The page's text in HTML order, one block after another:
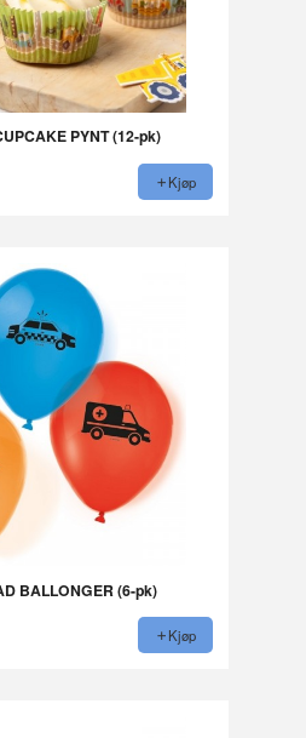
PYNT (12-pk)
Kjøp
BALLONGER (6-pk)
Kjøp